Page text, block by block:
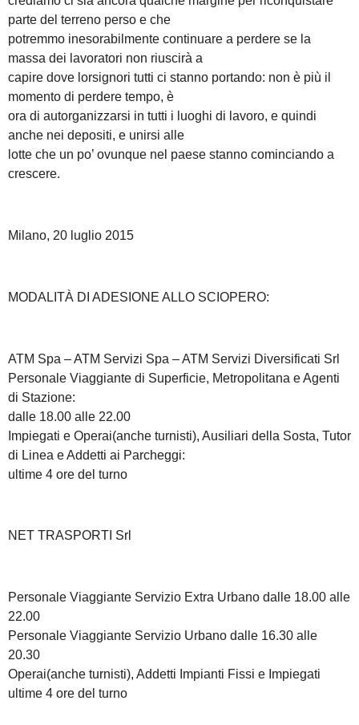
parte del terreno perso e che
potremmo inesorabilmente continuare a perdere se la
massa dei lavoratori non riuscirà a
capire dove lorsignori tutti ci stanno portando: non è più il
momento di perdere tempo, è
ora di autorganizzarsi in tutti i luoghi di lavoro, e quindi
anche nei depositi, e unirsi alle
lotte che un po’ ovunque nel paese stanno cominciando a
crescere.
Milano, 20 luglio 2015
MODALITÀ DI ADESIONE ALLO SCIOPERO:
ATM Spa – ATM Servizi Spa – ATM Servizi Diversificati Srl
Personale Viaggiante di Superficie, Metropolitana e Agenti
di Stazione:
dalle 18.00 alle 22.00
Impiegati e Operai(anche turnisti), Ausiliari della Sosta, Tutor
di Linea e Addetti ai Parcheggi:
ultime 4 ore del turno
NET TRASPORTI Srl
Personale Viaggiante Servizio Extra Urbano dalle 18.00 alle
22.00
Personale Viaggiante Servizio Urbano dalle 16.30 alle
20.30
Operai(anche turnisti), Addetti Impianti Fissi e Impiegati
ultime 4 ore del turno